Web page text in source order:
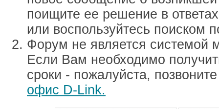
поищите ее решение в
или воспользуйтесь поиском
Форум не является системой
Если Вам необходимо
сроки - пожалуйста,
офис D-Link.